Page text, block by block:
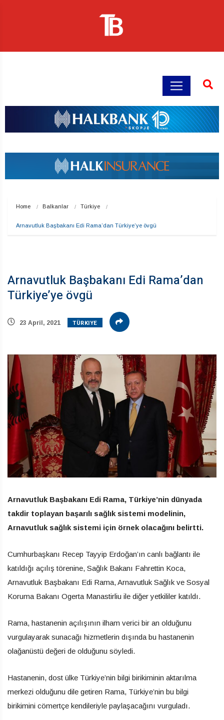
Home Balkanlar Türkiye
Arnavutluk Başbakanı Edi Rama’dan Türkiye’ye övgü
Arnavutluk Başbakanı Edi Rama’dan
Türkiye’ye övgü
23 April, 2021 TÜRKIYE
Arnavutluk Başbakanı Edi Rama, Türkiye’nin dünyada
takdir toplayan başarılı sağlık sistemi modelinin,
Arnavutluk sağlık sistemi için örnek olacağını belirtti.
Cumhurbaşkanı Recep Tayyip Erdoğan’ın canlı bağlantı ile
katıldığı açılış törenine, Sağlık Bakanı Fahrettin Koca,
Arnavutluk Başbakanı Edi Rama, Arnavutluk Sağlık ve Sosyal
Koruma Bakanı Ogerta Manastirliu ile diğer yetkililer katıldı.
Rama, hastanenin açılışının ilham verici bir an olduğunu
vurgulayarak sunacağı hizmetlerin dışında bu hastanenin
olağanüstü değeri de olduğunu söyledi.
Hastanenin, dost ülke Türkiye’nin bilgi birikiminin aktarılma
merkezi olduğunu dile getiren Rama, Türkiye’nin bu bilgi
birikimini cömertçe kendileriyle paylaşacağını vurguladı.